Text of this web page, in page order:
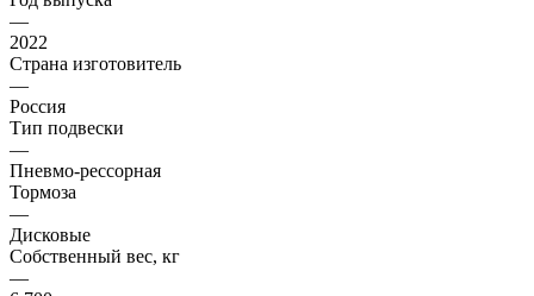
—
2022
Страна изготовитель
—
Россия
Тип подвески
—
Пневмо-рессорная
Тормоза
—
Дисковые
Собственный вес, кг
—